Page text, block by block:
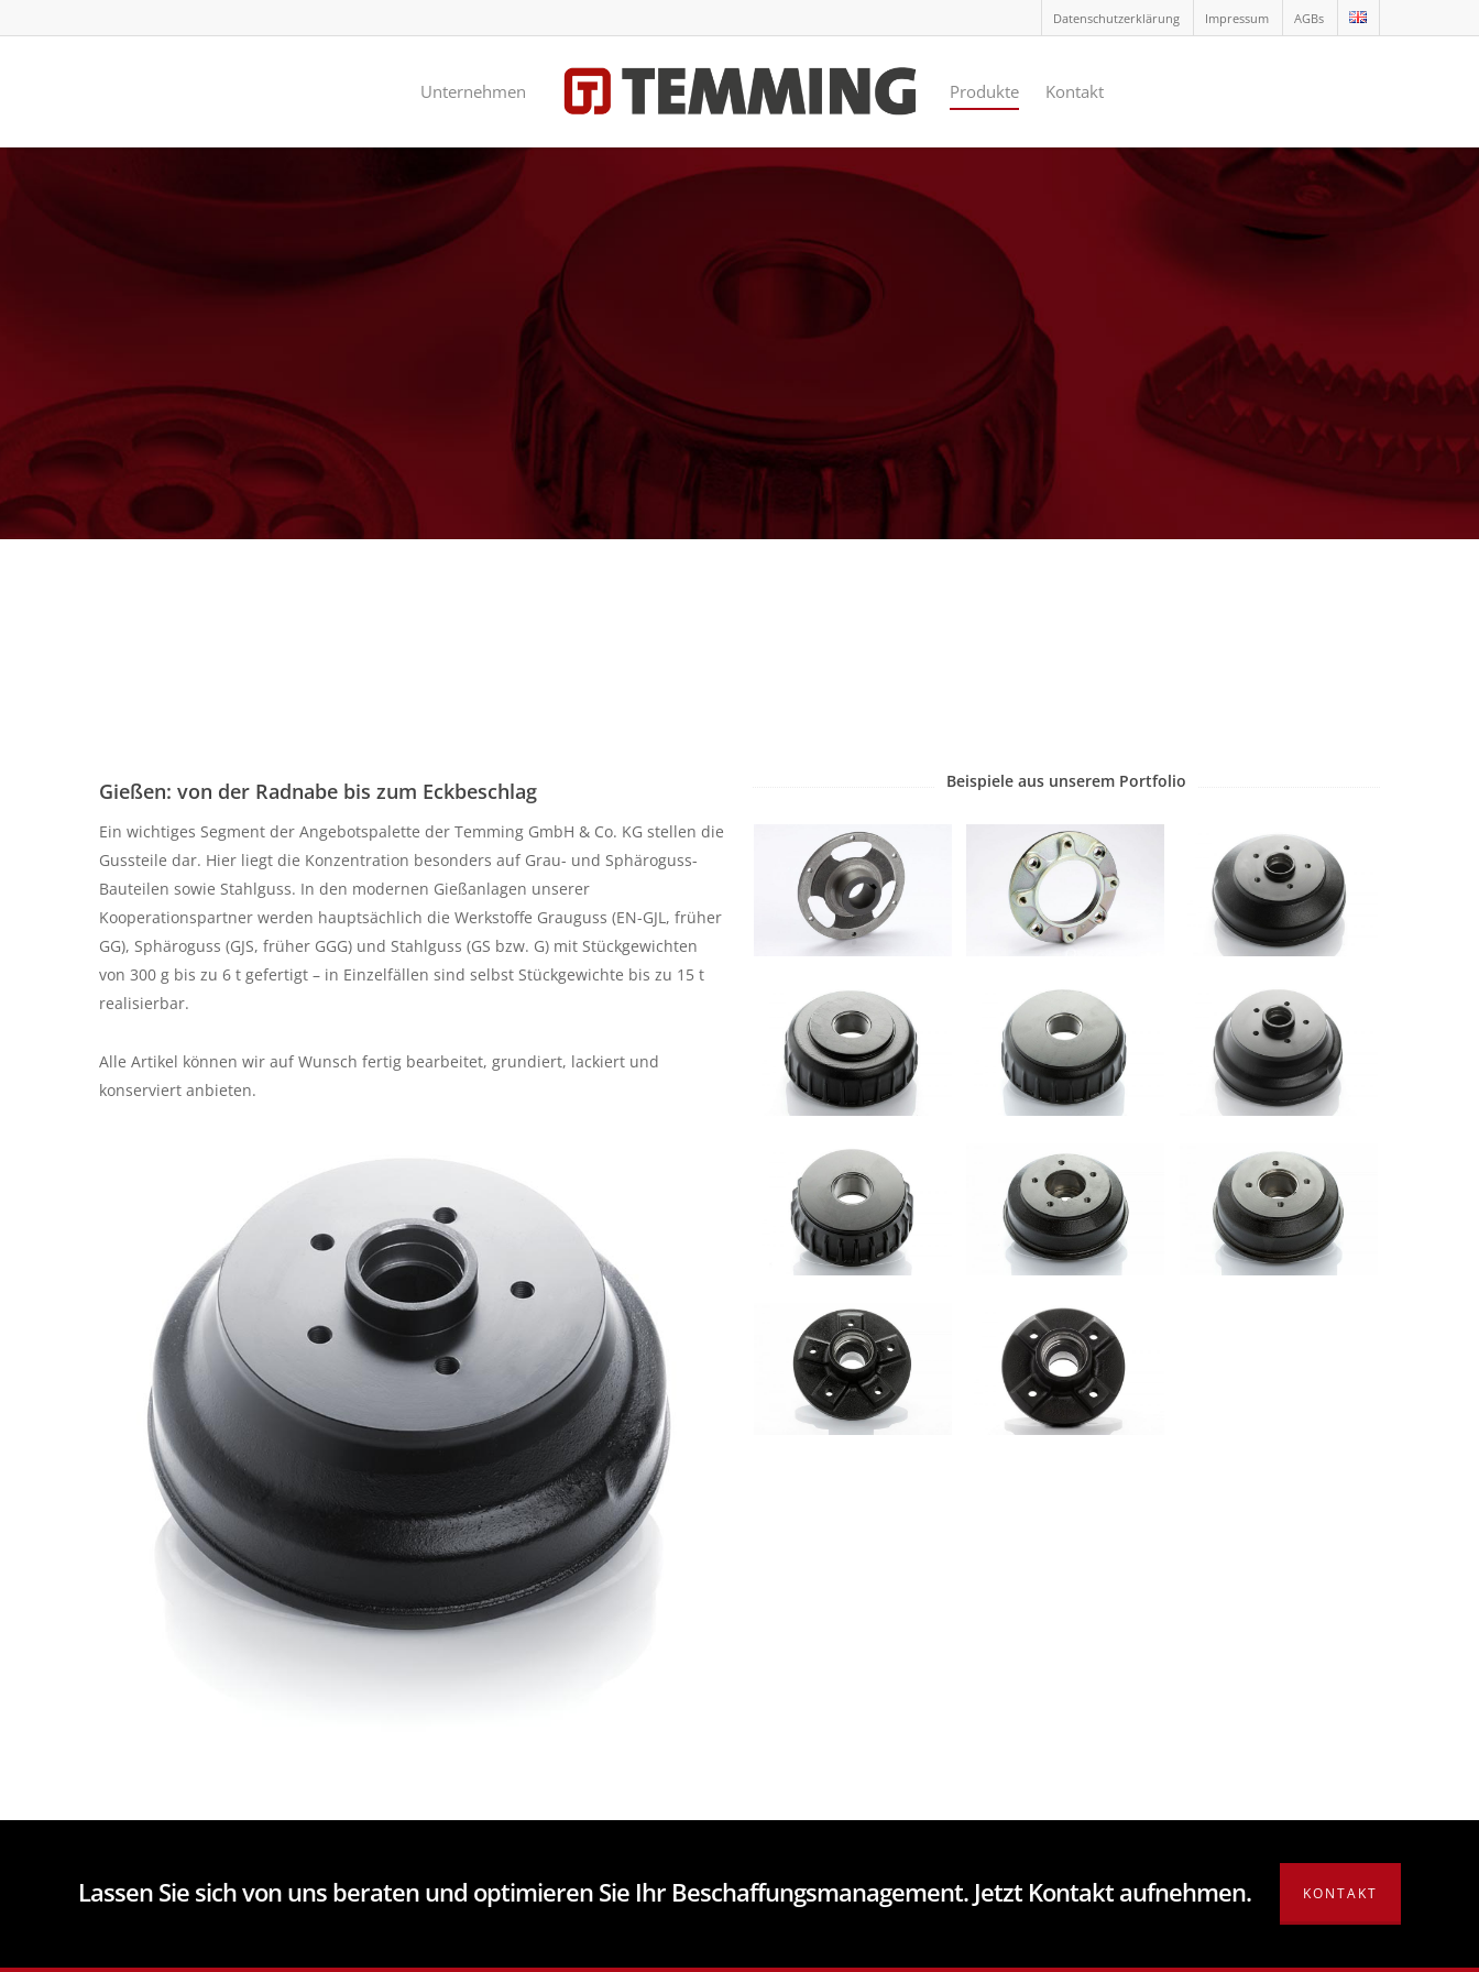
Datenschutzerklärung Impressum AGBs
Unternehmen Produkte Kontakt
Gießen: von der Radnabe bis zum Eckbeschlag
Ein wichtiges Segment der Angebotspalette der Temming GmbH & Co. KG stellen die
Gussteile dar. Hier liegt die Konzentration besonders auf Grau- und Sphäroguss-
Bauteilen sowie Stahlguss. In den modernen Gießanlagen unserer
Kooperationspartner werden hauptsächlich die Werkstoffe Grauguss (EN-GJL, früher
GG), Sphäroguss (GJS, früher GGG) und Stahlguss (GS bzw. G) mit Stückgewichten
von 300 g bis zu 6 t gefertigt – in Einzelfällen sind selbst Stückgewichte bis zu 15 t
realisierbar.
Alle Artikel können wir auf Wunsch fertig bearbeitet, grundiert, lackiert und
konserviert anbieten.
Beispiele aus unserem Portfolio
Lassen Sie sich von uns beraten und optimieren Sie Ihr Beschaffungsmanagement. Jetzt Kontakt aufnehmen. KONTAKT